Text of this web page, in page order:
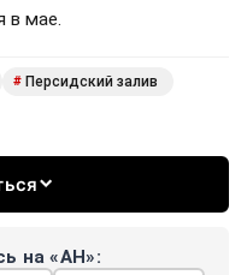
в мае.
# Персидский залив
на «АН»: